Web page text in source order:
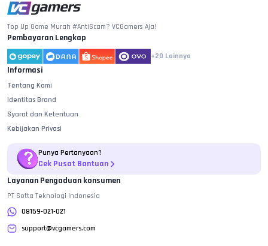
Top Up Game Murah #AntiScam? VCGamers Aja!
Pembayaran Lengkap
+20 Lainnya
Informasi
Tentang Kami
Identitas Brand
Syarat dan Ketentuan
Kebijakan Privasi
Punya Pertanyaan?
Cek Pusat Bantuan
Layanan Pengaduan konsumen
PT Sotta Teknologi Indonesia
08159-021-021
support@vcgamers.com